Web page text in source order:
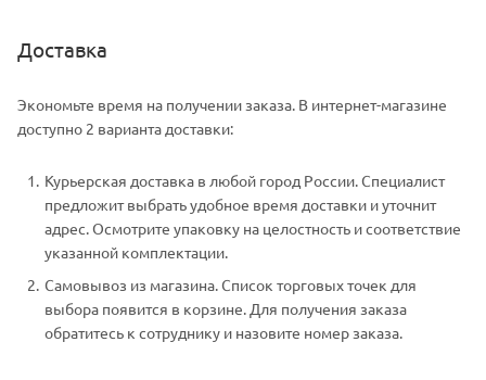
Доставка
Экономьте время на получении заказа. В интернет-магазине
доступно 2 варианта доставки:
Курьерская доставка в любой город России. Специалист
предложит выбрать удобное время доставки и уточнит
адрес. Осмотрите упаковку на целостность и соответствие
указанной комплектации.
Самовывоз из магазина. Список торговых точек для
выбора появится в корзине. Для получения заказа
обратитесь к сотруднику и назовите номер заказа.